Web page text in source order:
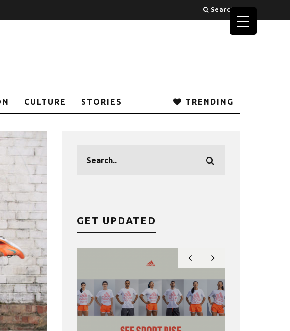
Search
CULTURE STORIES TRENDING
GET UPDATED